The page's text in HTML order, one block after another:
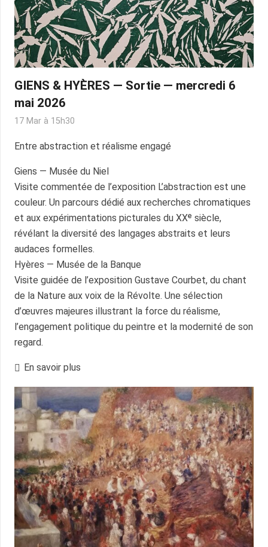
GIENS & HYÈRES — Sortie — mercredi 6
mai 2026
17 Mar à 15h30
Entre abstraction et réalisme engagé
Giens — Musée du Niel
Visite commentée de l’exposition L’abstraction est une
couleur. Un parcours dédié aux recherches chromatiques
et aux expérimentations picturales du XXᵉ siècle,
révélant la diversité des langages abstraits et leurs
audaces formelles.
Hyères — Musée de la Banque
Visite guidée de l’exposition Gustave Courbet, du chant
de la Nature aux voix de la Révolte. Une sélection
d’œuvres majeures illustrant la force du réalisme,
l’engagement politique du peintre et la modernité de son
regard.
En savoir plus